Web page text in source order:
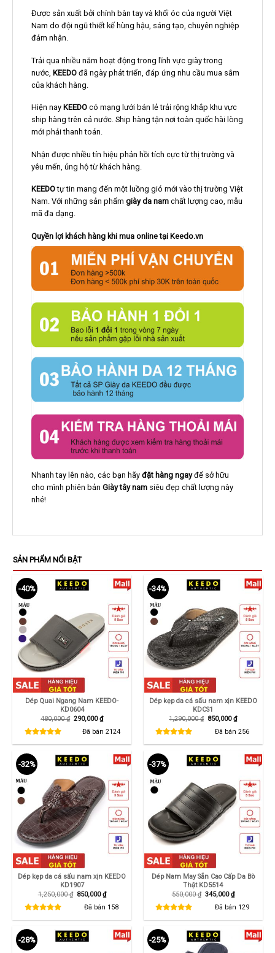
Được sản xuất bởi chính bàn tay và khối óc của người Việt
Nam do đội ngũ thiết kế hùng hậu, sáng tạo, chuyên nghiệp
đảm nhận.
Trải qua nhiều năm hoạt động trong lĩnh vực giày trong
nước, KEEDOđã ngày phát triển, đáp ứng nhu cầu mua sắm
của khách hàng.
Hiện nay KEEDOcó mạng lưới bán lẻ trải rộng khắp khu vực
ship hàng trên cả nước. Ship hàng tận nơi toàn quốc hài lòng
mới phải thanh toán.
Nhận được nhiều tín hiệu phản hồi tích cực từ thị trường và
yêu mến, ủng hộ từ khách hàng.
KEEDOtự tin mang đến một luồng gió mới vào thị trường Việt
Nam. Với những sản phẩm giày da namchất lượng cao, mẫu
mã đa dạng.
Quyền lợi khách hàng khi mua online tại Keedo.vn
Nhanh tay lên nào, các bạn hãy đặt hàng ngayđể sở hữu
cho mình phiên bản Giày tây nam siêu đẹp chất lượng này
nhé!
SẢN PHẨM NỔI BẬT
-40%
Dép Quai Ngang Nam KEEDO-
KD0604
480,000₫ Giá
480,000 ₫.
290,000₫Giá
hiện
tại
là:
Đã bán2124
-34%
Dép kẹp da cá sấu nam xịn KEEDO
KDCS1
1,290,000₫ Giá
1,290,000 ₫.
850,000₫Giá
hiện
tại
là:
Đã bán256
-32%
Dép kẹp da cá sấu nam xịn KEEDO
KD1907
1,250,000₫ Giá
1,250,000 ₫.
850,000₫Giá
hiện
tại
là:
Đã bán 158
-37%
Dép Nam May Sẵn Cao Cấp Da Bò
Thật KD5514
550,000₫ Giá
550,000 ₫.
345,000₫Giá
hiện
tại
là:
Đã bán 129
-28% -25%